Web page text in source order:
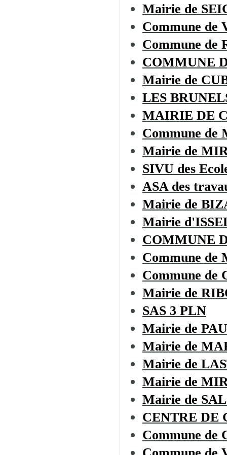
Mairie de
Commune
Commune de
COMMUNE
Mairie de
LES
MAIRIE DE
Commune de
Mairie de
SIVU des
ASA des
Mairie de
Mairie
COMMUNE
Commune de
Commune de
Mairie de
SAS 3 PLN
Mairie de
Mairie de
Mairie de
Mairie de
Mairie de
CENTRE DE
Commune de